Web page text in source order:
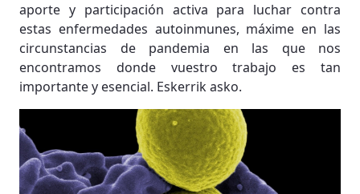
aporte y participación activa para luchar contra
estas enfermedades autoinmunes, máxime en las
circunstancias de pandemia en las que nos
encontramos donde vuestro trabajo es tan
importante y esencial. Eskerrik asko.